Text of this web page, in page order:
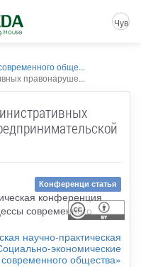
Чув
обще...
правонаруше...
Конференци статья
научно-практическая
экономические
общества»